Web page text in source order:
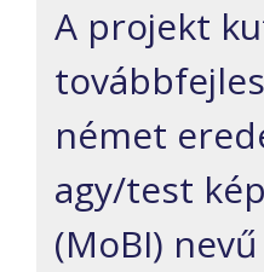
A projekt
német
agy/test
(MoBI) nevű